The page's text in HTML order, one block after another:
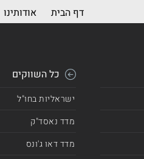
דף הבית אודותינו
כל השווקים
ישראליות בחו"ל
מדד נאסד"ק
מדד דאו ג'ונס